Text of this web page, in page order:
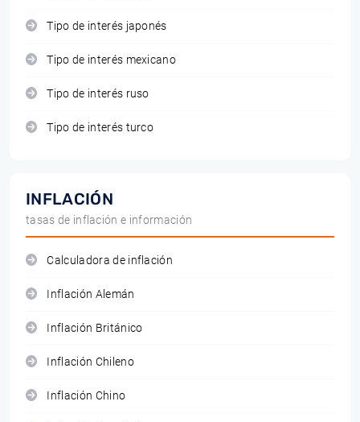
Tipo de interés japonés
Tipo de interés mexicano
Tipo de interés ruso
Tipo de interés turco
INFLACIÓN
tasas de inflación e información
Calculadora de inflación
Inflación Alemán
Inflación Británico
Inflación Chileno
Inflación Chino